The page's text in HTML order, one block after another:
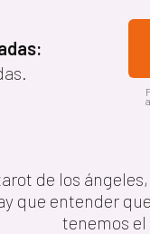
de los
que entender
tenemos